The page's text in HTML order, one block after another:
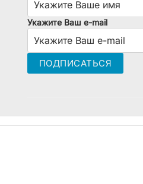
Укажите Ваш e-mail